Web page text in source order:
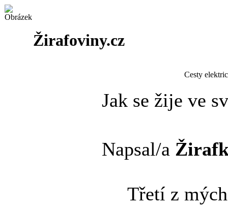
Žirafoviny.cz
Cesty
Jak se žije ve
Napsal/a
Třetí z mých